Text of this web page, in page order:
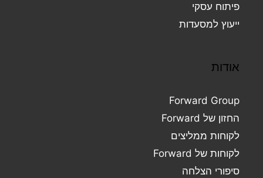
פיתוח עסקי
ייעוץ למסעדות
אודות
Forward Group
החזון של Forward
לקוחות ממליצים
לקוחות של Forward
סיפורי הצלחה